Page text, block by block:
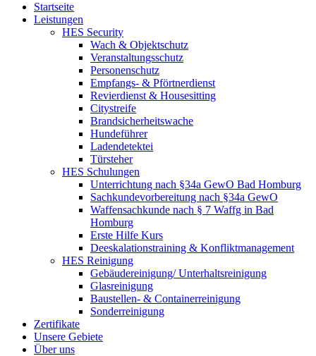
Startseite
Leistungen
HES Security
Wach & Objektschutz
Veranstaltungsschutz
Personenschutz
Empfangs- & Pförtnerdienst
Revierdienst & Housesitting
Citystreife
Brandsicherheitswache
Hundeführer
Ladendetektei
Türsteher
HES Schulungen
Unterrichtung nach §34a GewO Bad Homburg
Sachkundevorbereitung nach §34a GewO
Waffensachkunde nach § 7 Waffg in Bad
Homburg
Erste Hilfe Kurs
Deeskalationstraining & Konfliktmanagement
HES Reinigung
Gebäudereinigung/ Unterhaltsreinigung
Glasreinigung
Baustellen- & Containerreinigung
Sonderreinigung
Zertifikate
Unsere Gebiete
Über uns